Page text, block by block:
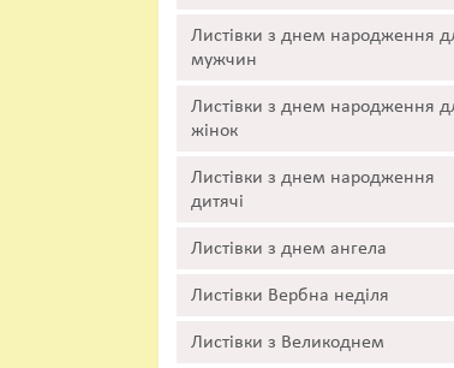
Листівки з днем народження
мужчин
Листівки з днем народження
жінок
Листівки з днем народження
дитячі
Листівки з днем ангела
Листівки Вербна неділя
Листівки з Великоднем